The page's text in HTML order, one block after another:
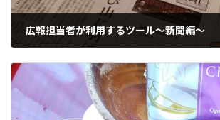
広報担当者が利用するツール～新聞編～